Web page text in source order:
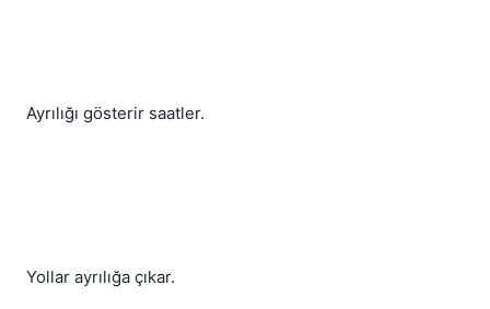
Ayrılığı gösterir saatler.
Yollar ayrılığa çıkar.